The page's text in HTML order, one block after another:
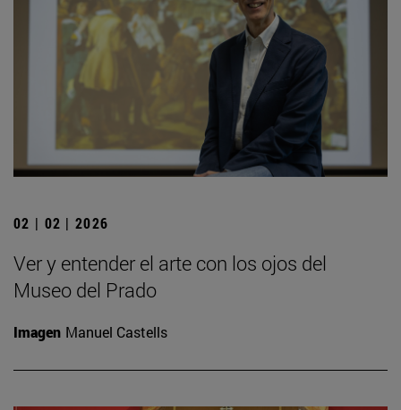
02 | 02 | 2026
Ver y entender el arte con los ojos del
Museo del Prado
Imagen Manuel Castells